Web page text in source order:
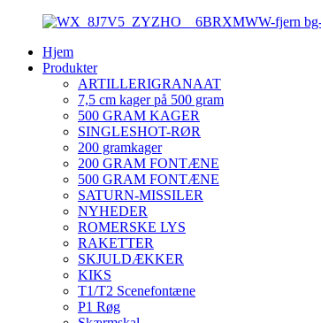
Hjem
Produkter
ARTILLERIGRANAAT
7,5 cm kager på 500 gram
500 GRAM KAGER
SINGLESHOT-RØR
200 gramkager
200 GRAM FONTÆNE
500 GRAM FONTÆNE
SATURN-MISSILER
NYHEDER
ROMERSKE LYS
RAKETTER
SKJULDÆKKER
KIKS
T1/T2 Scenefontæne
P1 Røg